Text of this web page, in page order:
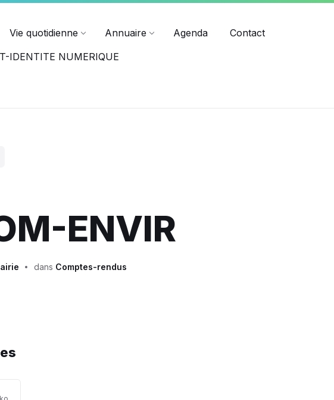
Vie quotidienne Annuaire Agenda
Contact
IDENTITE NUMERIQUE
ENVIR
dans Comptes-rendus